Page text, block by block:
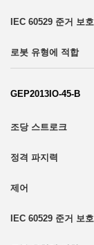
GEP2013IO-45-B